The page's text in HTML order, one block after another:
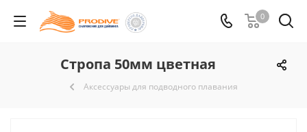
0
Стропа 50мм цветная
Аксессуары для подводного плавания